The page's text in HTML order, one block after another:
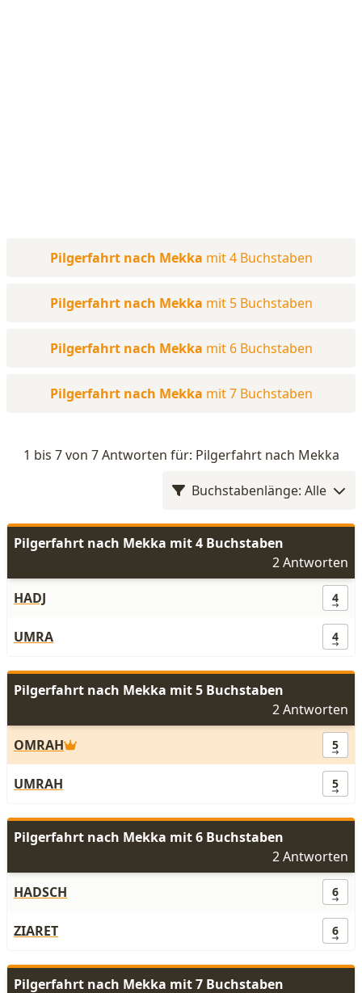
Pilgerfahrt nach Mekka mit 4 Buchstaben
Pilgerfahrt nach Mekka mit 5 Buchstaben
Pilgerfahrt nach Mekka mit 6 Buchstaben
Pilgerfahrt nach Mekka mit 7 Buchstaben
1 bis 7 von 7 Antworten für: Pilgerfahrt nach Mekka
Buchstabenlänge: Alle
Pilgerfahrt nach Mekka mit 4 Buchstaben
2 Antworten
HADJ
4
UMRA 4
Pilgerfahrt nach Mekka mit 5 Buchstaben
2 Antworten
OMRAH
5
UMRAH 5
Pilgerfahrt nach Mekka mit 6 Buchstaben
2 Antworten
HADSCH
6
ZIARET 6
Pilgerfahrt nach Mekka mit 7 Buchstaben